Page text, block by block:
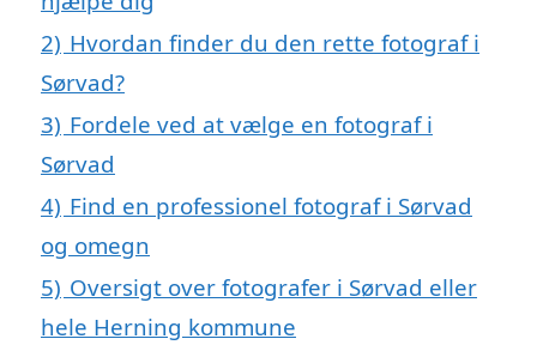
2) Hvordan finder du den rette fotograf i
Sørvad?
3) Fordele ved at vælge en fotograf i
Sørvad
4) Find en professionel fotograf i Sørvad
og omegn
5) Oversigt over fotografer i Sørvad eller
hele Herning kommune